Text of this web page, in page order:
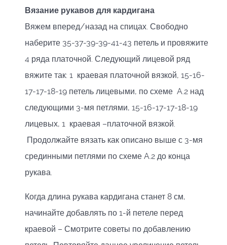
Вязание рукавов для кардигана
Вяжем вперед/назад на спицах. Свободно
наберите 35-37-39-39-41-43 петель и провяжите
4 ряда платочной. Следующий лицевой ряд
вяжите так: 1 краевая платочной вязкой, 15-16-
17-17-18-19 петель лицевыми, по схеме A.2 над
следующими 3-мя петлями, 15-16-17-17-18-19
лицевых, 1 краевая –платочной вязкой.
Продолжайте вязать как описано выше с 3-мя
срединными петлями по схеме A.2 до конца
рукава.
Когда длина рукава кардигана станет 8 см,
начинайте добавлять по 1-й петеле перед
краевой – Смотрите советы по добавлению